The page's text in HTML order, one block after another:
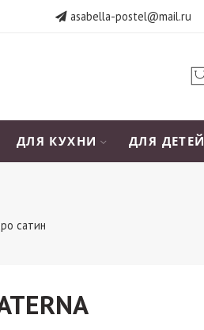
asabella-postel@mail.ru
ДЛЯ КУХНИ ДЛЯ ДЕТЕЙ
сатин